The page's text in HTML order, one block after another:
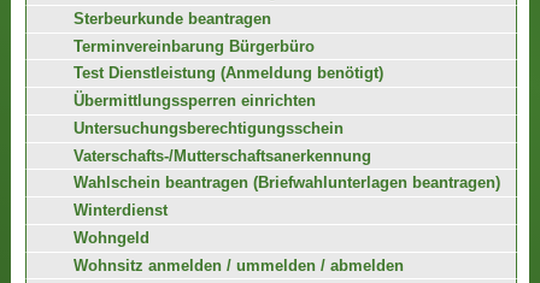
Sterbeurkunde beantragen
Terminvereinbarung Bürgerbüro
Test Dienstleistung (Anmeldung benötigt)
Übermittlungssperren einrichten
Untersuchungsberechtigungsschein
Vaterschafts-/Mutterschaftsanerkennung
Wahlschein beantragen (Briefwahlunterlagen beantragen)
Winterdienst
Wohngeld
Wohnsitz anmelden / ummelden / abmelden